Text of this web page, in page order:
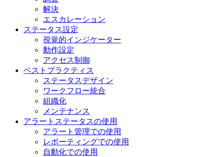
解決
エスカレーション
ステータス設定
視覚的インジケーター
動作設定
アクセス制御
ベストプラクティス
ステータスデザイン
ワークフロー統合
組織化
メンテナンス
アラートステータスの使用
アラート管理での使用
レポーティングでの使用
自動化での使用